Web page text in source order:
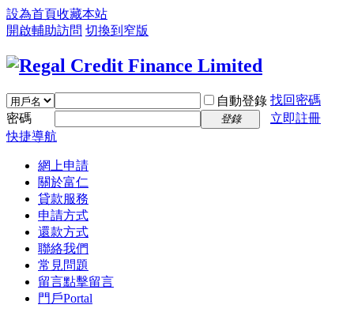
設為首頁收藏本站
開啟輔助訪問 切換到窄版
自動登錄 找回密碼
密碼
登錄
立即註冊
快捷導航
網上申請
關於富仁
貸款服務
申請方式
還款方式
聯絡我們
常見問題
留言點擊留言
門戶Portal